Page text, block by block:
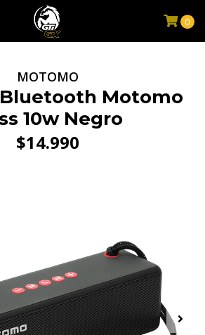
0
MOTOMO
Motomo
10w Negro
$14.990